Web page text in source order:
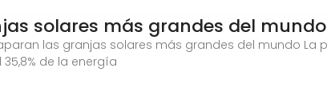
solares más grandes del mundo
las granjas solares más grandes del mundo La
de la energía